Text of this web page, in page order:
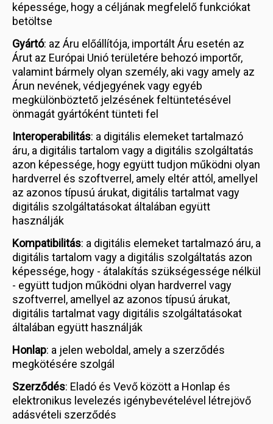
képessége, hogy a céljának megfelelő funkciókat
betöltse
Gyártó: az Áru előállítója, importált Áru esetén az
Árut az Európai Unió területére behozó importőr,
valamint bármely olyan személy, aki vagy amely az
Árun nevének, védjegyének vagy egyéb
megkülönböztető jelzésének feltüntetésével
önmagát gyártóként tünteti fel
Interoperabilitás: a digitális elemeket tartalmazó
áru, a digitális tartalom vagy a digitális szolgáltatás
azon képessége, hogy együtt tudjon működni olyan
hardverrel és szoftverrel, amely eltér attól, amellyel
az azonos típusú árukat, digitális tartalmat vagy
digitális szolgáltatásokat általában együtt
használják
Kompatibilitás: a digitális elemeket tartalmazó áru, a
digitális tartalom vagy a digitális szolgáltatás azon
képessége, hogy - átalakítás szükségessége nélkül
- együtt tudjon működni olyan hardverrel vagy
szoftverrel, amellyel az azonos típusú árukat,
digitális tartalmat vagy digitális szolgáltatásokat
általában együtt használják
Honlap: a jelen weboldal, amely a szerződés
megkötésére szolgál
Szerződés: Eladó és Vevő között a Honlap és
elektronikus levelezés igénybevételével létrejövő
adásvételi szerződés